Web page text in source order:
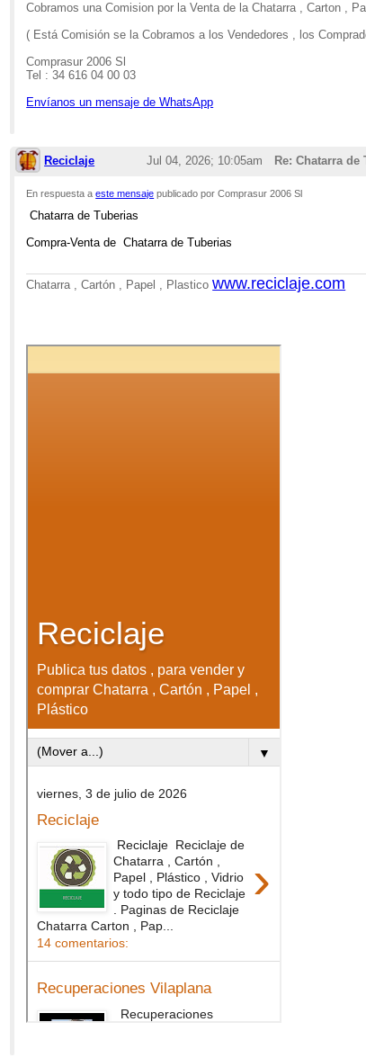
Cobramos una Comision por la Venta de la Chatarra , Carton ,
( Está Comisión se la Cobramos a los Vendedores , los
Comprasur 2006 Sl
Tel : 34 616 04 00 03
Envíanos un mensaje de WhatsApp
Reciclaje Jul 04, 2026; 10:05am Re: Chatarra de
En respuesta aeste mensaje publicado por Comprasur 2006 Sl
Chatarra de Tuberias
Compra-Venta de Chatarra de Tuberias
Chatarra , Cartón , Papel , Plasticowww.reciclaje.com